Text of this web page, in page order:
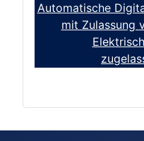
Automatische
mit Zulassung